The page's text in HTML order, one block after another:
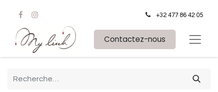
+32 477 86 42 05
Contactez-nous